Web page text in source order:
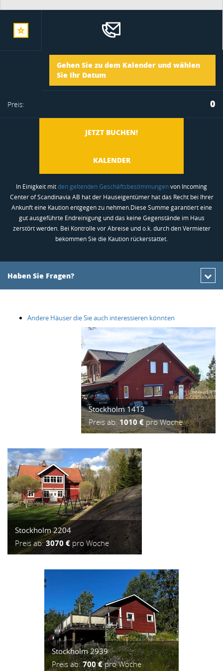
Gehen Sie zu dem Kalender und wählen
Sie Ihr Datum
Ankunft
Abreise
Preis: 0
JETZT BUCHEN!
KALENDER
In Einigkeit mitden geltenden Geschäftsbestimmungenvon Incoming
Center of Scandinavia AB hat der Hauseigentümer hat das Recht bei Ihrer
Ankunft eine Kaution entgegen zu nehmen.Diese Summe garantiert eine
gut ausgeführte Endreinigung und das keine Gegenstände im Haus
zerstört werden. Bei Kontrolle vor Abreise und o.k. durch den Vermieter
bekommen Sie die Kaution rückerstattet.
Haben Sie Fragen?
Andere Häuser die Sie auch interessieren könnten
Stockholm 1413
Preis ab: 1010 € pro Woche
Stockholm 2204
Preis ab:3070 € pro Woche
Stockholm 2939
Preis ab:700 €pro Woche